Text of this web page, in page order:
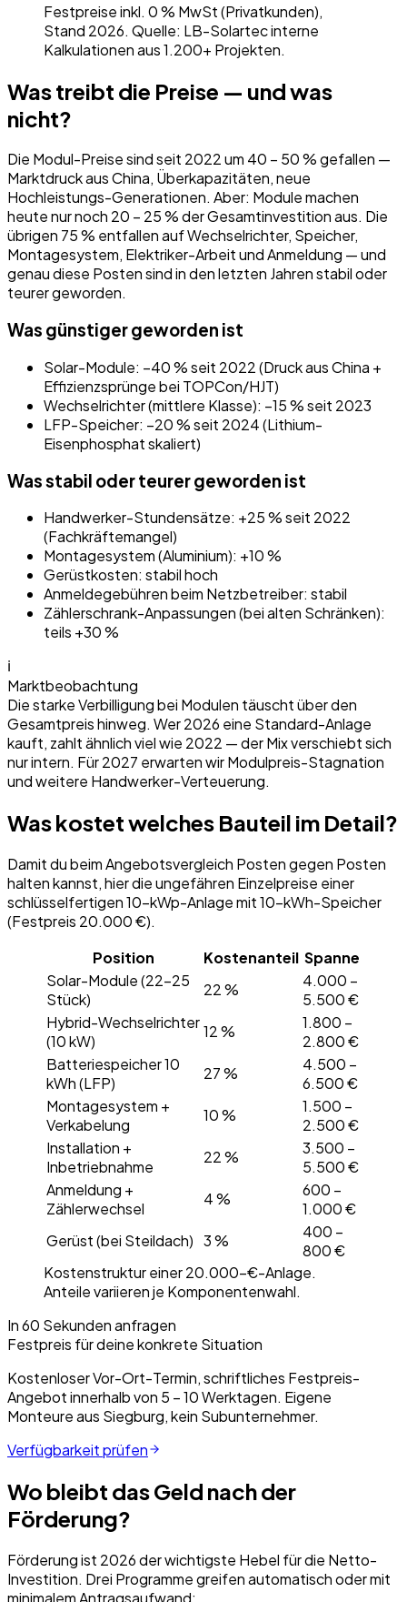
Festpreise inkl. 0 % MwSt (Privatkunden),
Stand 2026. Quelle: LB-Solartec interne
Kalkulationen aus 1.200+ Projekten.
Was treibt die Preise — und was
nicht?
Die Modul-Preise sind seit 2022 um 40 – 50 % gefallen —
Marktdruck aus China, Überkapazitäten, neue
Hochleistungs-Generationen. Aber: Module machen
heute nur noch 20 – 25 % der Gesamtinvestition aus. Die
übrigen 75 % entfallen auf Wechselrichter, Speicher,
Montagesystem, Elektriker-Arbeit und Anmeldung — und
genau diese Posten sind in den letzten Jahren stabil oder
teurer geworden.
Was günstiger geworden ist
Solar-Module: −40 % seit 2022 (Druck aus China +
Effizienzsprünge bei TOPCon/HJT)
Wechselrichter (mittlere Klasse): −15 % seit 2023
LFP-Speicher: −20 % seit 2024 (Lithium-
Eisenphosphat skaliert)
Was stabil oder teurer geworden ist
Handwerker-Stundensätze: +25 % seit 2022
(Fachkräftemangel)
Montagesystem (Aluminium): +10 %
Gerüstkosten: stabil hoch
Anmeldegebühren beim Netzbetreiber: stabil
Zählerschrank-Anpassungen (bei alten Schränken):
teils +30 %
ℹ
Marktbeobachtung
Die starke Verbilligung bei Modulen täuscht über den
Gesamtpreis hinweg. Wer 2026 eine Standard-Anlage
kauft, zahlt ähnlich viel wie 2022 — der Mix verschiebt sich
nur intern. Für 2027 erwarten wir Modulpreis-Stagnation
und weitere Handwerker-Verteuerung.
Was kostet welches Bauteil im Detail?
Damit du beim Angebotsvergleich Posten gegen Posten
halten kannst, hier die ungefähren Einzelpreise einer
schlüsselfertigen 10-kWp-Anlage mit 10-kWh-Speicher
(Festpreis 20.000 €).
Position
Kostenanteil Spanne
Solar-Module (22–25
Stück)
22 %
4.000 –
5.500 €
Hybrid-Wechselrichter
(10 kW)
12 %
1.800 –
2.800 €
Batteriespeicher 10
kWh (LFP)
27 %
4.500 –
6.500 €
Montagesystem +
Verkabelung
10 %
1.500 –
2.500 €
Installation +
Inbetriebnahme
22 %
3.500 –
5.500 €
Anmeldung +
Zählerwechsel
4 %
600 –
1.000 €
Gerüst (bei Steildach) 3 %
400 –
800 €
Kostenstruktur einer 20.000-€-Anlage.
Anteile variieren je Komponentenwahl.
In 60 Sekunden anfragen
Festpreis für deine konkrete Situation
Kostenloser Vor-Ort-Termin, schriftliches Festpreis-
Angebot innerhalb von 5 – 10 Werktagen. Eigene
Monteure aus Siegburg, kein Subunternehmer.
Verfügbarkeit prüfen
Wo bleibt das Geld nach der
Förderung?
Förderung ist 2026 der wichtigste Hebel für die Netto-
Investition. Drei Programme greifen automatisch oder mit
minimalem Antragsaufwand: